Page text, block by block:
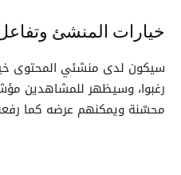
خيارات المنشئ
سيكون لدى منشئي المحتوى
رغبوا، وسيظهر للمشاهدين
محسّنة ويمكنهم عرضه كما